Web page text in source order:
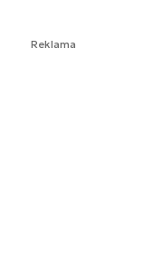
Reklama